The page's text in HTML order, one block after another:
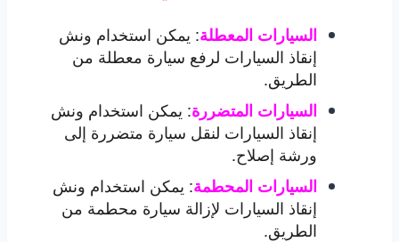
السيارات المعطلة: يمكن استخدام ونش
إنقاذ السيارات لرفع سيارة معطلة من
الطريق.
السيارات المتضررة: يمكن استخدام ونش
إنقاذ السيارات لنقل سيارة متضررة إلى
ورشة إصلاح.
السيارات المحطمة: يمكن استخدام ونش
إنقاذ السيارات لإزالة سيارة محطمة من
الطريق.